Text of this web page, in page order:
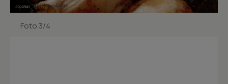
Foto 3/4